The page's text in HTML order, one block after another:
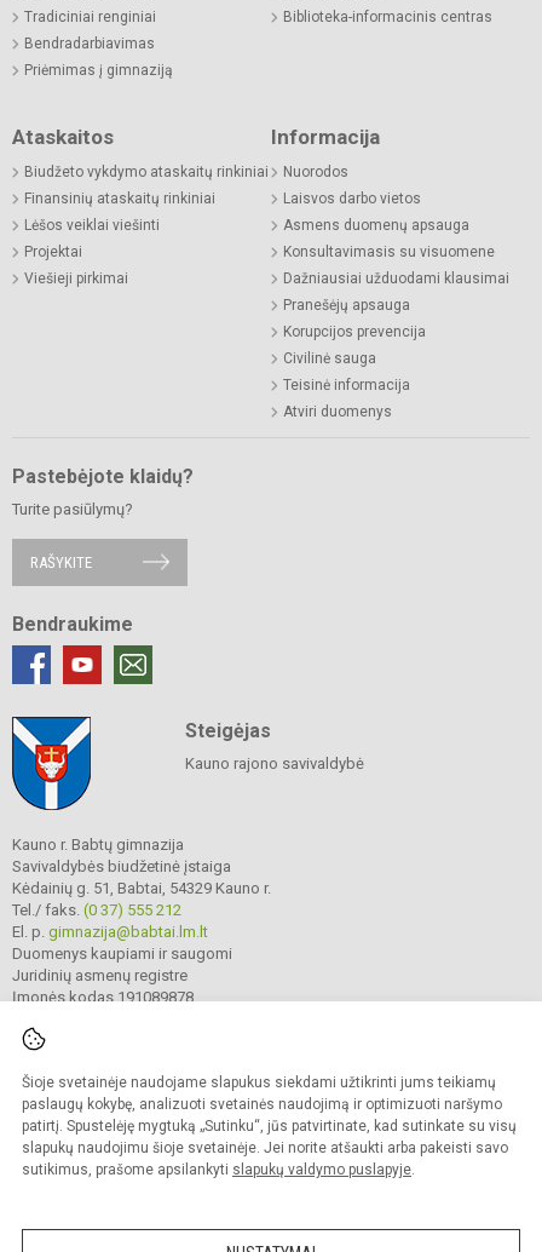
Šioje svetainėje naudojame slapukus siekdami užtikrinti jums teikiamų
paslaugų kokybę, analizuoti svetainės naudojimą ir optimizuoti naršymo
patirtį. Spustelėję mygtuką „Sutinku“, jūs patvirtinate, kad sutinkate su visų
slapukų naudojimu šioje svetainėje. Jei norite atšaukti arba pakeisti savo
sutikimus, prašome apsilankyti slapukų valdymo puslapyje.
Tradiciniai renginiai
Bendradarbiavimas
Priėmimas į gimnaziją
Biblioteka-informacinis centras
Ataskaitos
Biudžeto vykdymo ataskaitų rinkiniai
Finansinių ataskaitų rinkiniai
Lėšos veiklai viešinti
Projektai
Viešieji pirkimai
Informacija
Nuorodos
Laisvos darbo vietos
Asmens duomenų apsauga
Konsultavimasis su visuomene
Dažniausiai užduodami klausimai
Pranešėjų apsauga
Korupcijos prevencija
Civilinė sauga
Teisinė informacija
Atviri duomenys
Pastebėjote klaidų?
Turite pasiūlymų?
RAŠYKITE
Bendraukime
Steigėjas
Kauno rajono savivaldybė
Kauno r. Babtų gimnazija
Savivaldybės biudžetinė įstaiga
Kėdainių g. 51, Babtai, 54329 Kauno r.
Tel./ faks. (0 37) 555 212
El. p. gimnazija@babtai.lm.lt
Duomenys kaupiami ir saugomi
Juridinių asmenų registre
Įmonės kodas 191089878
© 2025. Kauno r. Babtų gimnazija. Visos teisės saugomos.
Kopijuoti turinį be raštiško gimnazijos sutikimo griežtai draudžiama.
Prieinamumo paraiška Slapukų politika
Sumanus būdas atnaujinti